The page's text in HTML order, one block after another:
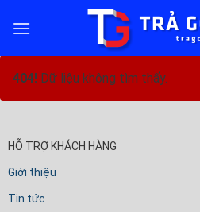
404! Dữ liệu không tìm thấy.
HỖ TRỢ KHÁCH HÀNG
Giới thiệu
Tin tức